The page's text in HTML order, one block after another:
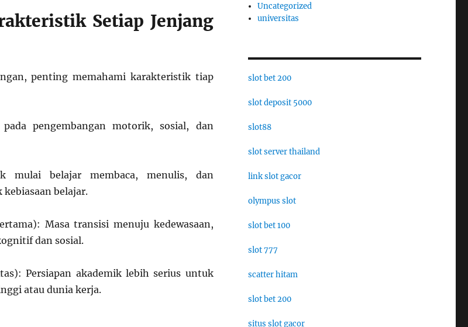
Setiap Jenjang
penting memahami karakteristik tiap
pengembangan motorik, sosial, dan
mulai belajar membaca, menulis, dan
belajar.
Masa transisi menuju kedewasaan,
dan sosial.
Persiapan akademik lebih serius untuk
atau dunia kerja.
Uncategorized
universitas
slot bet 200
slot deposit 5000
slot88
slot server thailand
link slot gacor
olympus slot
slot bet 100
slot 777
scatter hitam
slot bet 200
situs slot gacor